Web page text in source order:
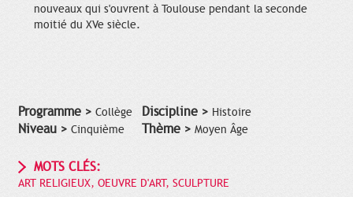
nouveaux qui s'ouvrent à Toulouse pendant la seconde
moitié du XVe siècle.
Programme > Collège
Niveau > Cinquième
Discipline > Histoire
Thème > Moyen Âge
MOTS CLÉS:
ART RELIGIEUX, OEUVRE D'ART, SCULPTURE